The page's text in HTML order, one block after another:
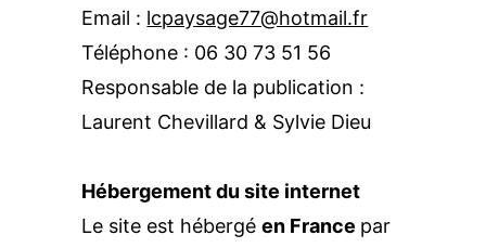
Email : lcpaysage77@hotmail.fr
Téléphone : 06 30 73 51 56
Responsable de la publication :
Laurent Chevillard & Sylvie Dieu
Hébergement du site internet
Le site est hébergé en France par